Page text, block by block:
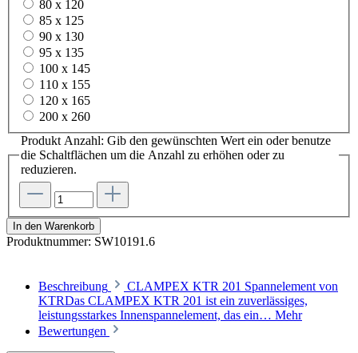
80 x 120
85 x 125
90 x 130
95 x 135
100 x 145
110 x 155
120 x 165
200 x 260
Produkt Anzahl: Gib den gewünschten Wert ein oder benutze
die Schaltflächen um die Anzahl zu erhöhen oder zu
reduzieren.
In den Warenkorb
Produktnummer: SW10191.6
Beschreibung
CLAMPEX KTR 201 Spannelement von
KTRDas CLAMPEX KTR 201 ist ein zuverlässiges,
leistungsstarkes Innenspannelement, das ein… Mehr
Bewertungen